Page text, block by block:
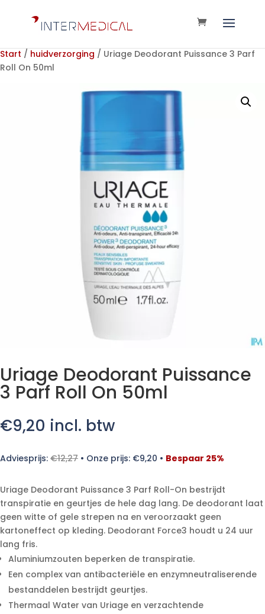
Start / huidverzorging / Uriage Deodorant Puissance 3 Parf
Roll On 50ml
Uriage Deodorant Puissance
3 Parf Roll On 50ml
€9,20 incl. btw
Adviesprijs: €12,27 • Onze prijs: €9,20 • Bespaar 25%
Uriage Deodorant Puissance 3 Parf Roll-On bestrijdt
transpiratie en geurtjes de hele dag lang. De deodorant laat
geen witte of gele strepen na en veroorzaakt geen
kartoneffect op kleding. Deodorant Force3 houdt u 24 uur
lang fris.
Aluminiumzouten beperken de transpiratie.
Een complex van antibacteriële en enzymneutraliserende
bestanddelen bestrijdt geurtjes.
Thermaal Water van Uriage en verzachtende